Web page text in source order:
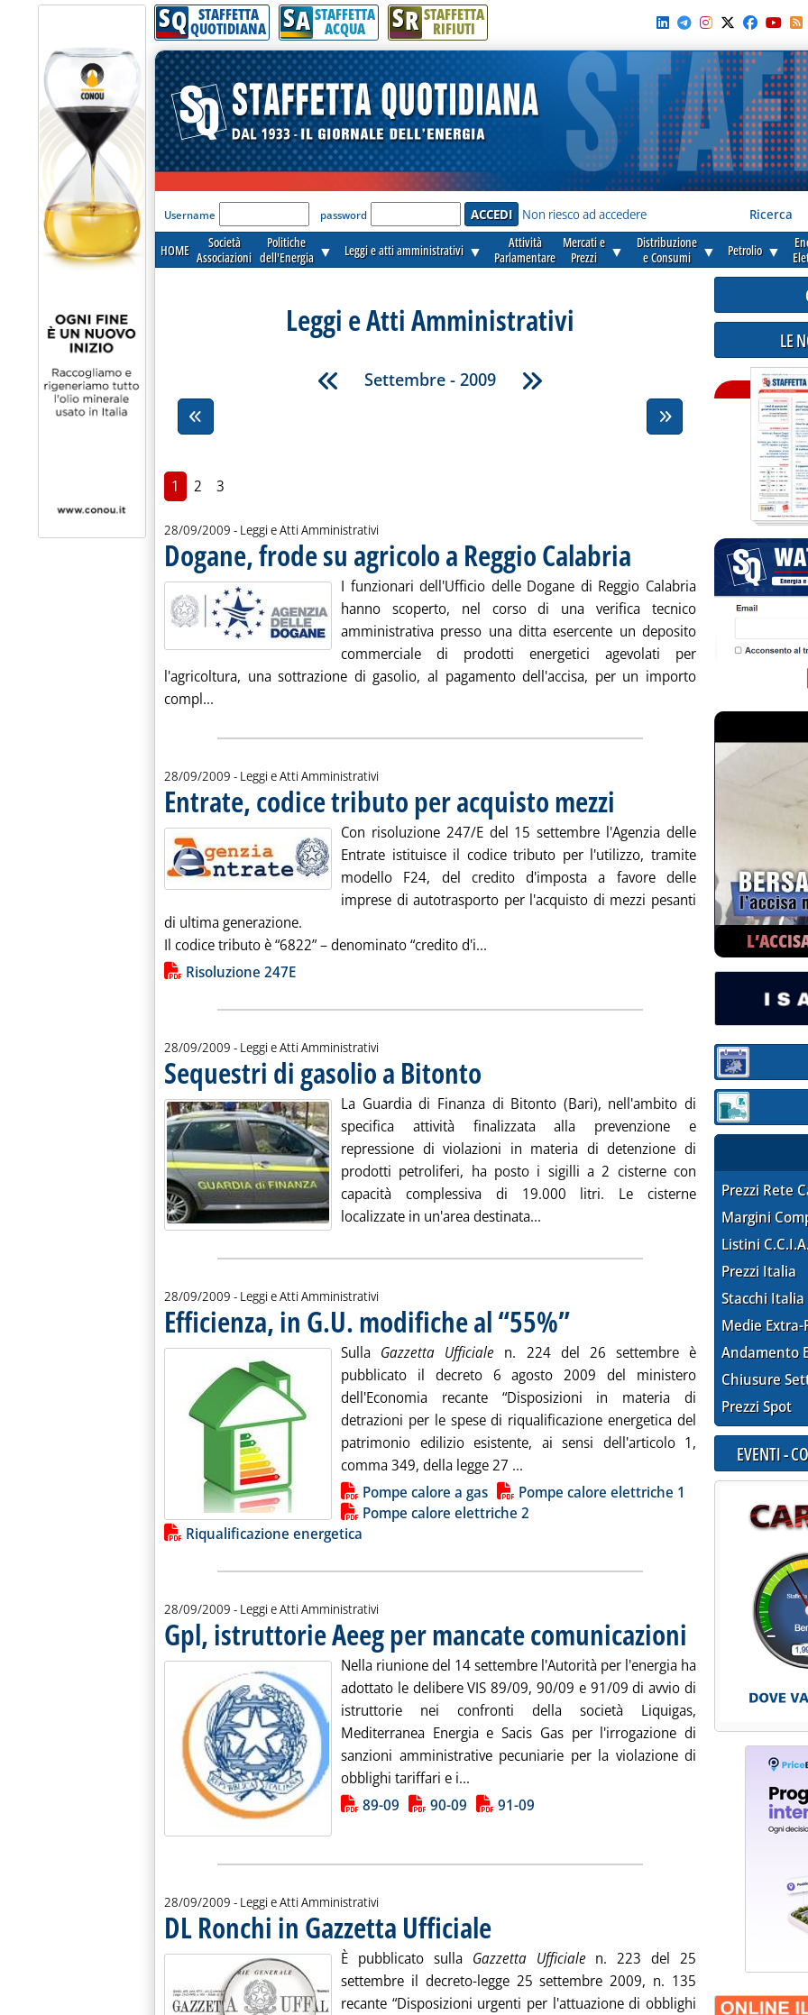
SQ STAFFETTA
QUOTIDIANA SA STAFFETTA
ACQUA SR STAFFETTA
RIFIUTI
'Modulo Login per accedere'
Username password Non riesco ad accedere Ricerca
HOME
Società
Associazioni
Politiche
dell'Energia ▼ Leggi e atti amministrativi ▼
Attività
Parlamentare
Mercati e
Prezzi
▼
Distribuzione
e Consumi
▼ Petrolio ▼
Leggi e Atti Amministrativi
Settembre - 2009
1 2 3
28/09/2009 - Leggi e Atti Amministrativi
Dogane, frode su agricolo a Reggio Calabria . Pubblicata lunedì 28 settembre 2009
I funzionari dell'Ufficio delle Dogane di Reggio Calabria
hanno scoperto, nel corso di una verifica tecnico
amministrativa presso una ditta esercente un deposito
commerciale di prodotti energetici agevolati per
l'agricoltura, una sottrazione di gasolio, al pagamento dell'accisa, per un importo
compl...
28/09/2009 - Leggi e Atti Amministrativi
Entrate, codice tributo per acquisto mezzi . Pubblicata lunedì 28 settembre 2009 alle
Con risoluzione 247/E del 15 settembre l'Agenzia delle
Entrate istituisce il codice tributo per l'utilizzo, tramite
modello F24, del credito d'imposta a favore delle
imprese di autotrasporto per l'acquisto di mezzi pesanti
di ultima generazione.
Il codice tributo è “6822” – denominato “credito d'i... Leggi tutta la notizia: 'Entrate, codice tributo per
Lista allegati PDF alla notizia
Risoluzione 247E
28/09/2009 - Leggi e Atti Amministrativi
Sequestri di gasolio a Bitonto
La Guardia di Finanza di Bitonto (Bari), nell'ambito di
specifica attività finalizzata alla prevenzione e
repressione di violazioni in materia di detenzione di
prodotti petroliferi, ha posto i sigilli a 2 cisterne con
capacità complessiva di 19.000 litri. Le cisterne
localizzate in un'area destinata... Leggi tutta la notizia: 'Sequestri di
28/09/2009 - Leggi e Atti Amministrativi
Efficienza, in G.U. modifiche al “55%”. Pubblicata lunedì 28 settembre 2009 alle 14.51.
Sulla Gazzetta Ufficiale n. 224 del 26 settembre è
pubblicato il decreto 6 agosto 2009 del ministero
dell'Economia recante “Disposizioni in materia di
detrazioni per le spese di riqualificazione energetica del
patrimonio edilizio esistente, ai sensi dell'articolo 1,
comma 349, della legge 27 ... Leggi tutta la notizia: 'Efficienza, in G.U.
Lista allegati PDF alla notiziaPompe calore a gas
Pompe calore elettriche 1
Pompe calore elettriche 2
Riqualificazione energetica
28/09/2009 - Leggi e Atti Amministrativi
Gpl, istruttorie Aeeg per mancate comunicazioni . Pubblicata lunedì 28
Nella riunione del 14 settembre l'Autorità per l'energia ha
adottato le delibere VIS 89/09, 90/09 e 91/09 di avvio di
istruttorie nei confronti della società Liquigas,
Mediterranea Energia e Sacis Gas per l'irrogazione di
sanzioni amministrative pecuniarie per la violazione di
obblighi tariffari e i... Leggi tutta la notizia: 'Gpl, istruttorie Aeeg per
Lista allegati PDF alla notizia
89-09 90-09 91-09
28/09/2009 - Leggi e Atti Amministrativi
DL Ronchi in Gazzetta Ufficiale
È pubblicato sulla Gazzetta Ufficiale n. 223 del 25
settembre il decreto-legge 25 settembre 2009, n. 135
recante “Disposizioni urgenti per l'attuazione di obblighi
LE
Sezione:
Sezione:
Prezzi Rete
Margini
Listini
Prezzi Italia
Stacchi Italia
Medie Extra-
Andamento
Chiusure
Prezzi Spot
EVENTI -